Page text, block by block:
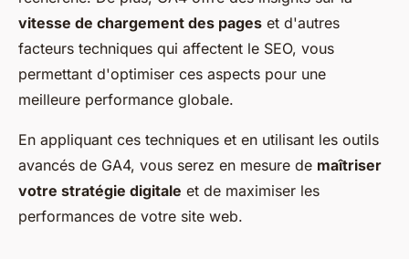
vitesse de chargement des pages et d'autres
facteurs techniques qui affectent le SEO, vous
permettant d'optimiser ces aspects pour une
meilleure performance globale.
En appliquant ces techniques et en utilisant les outils
avancés de GA4, vous serez en mesure de maîtriser
votre stratégie digitale et de maximiser les
performances de votre site web.